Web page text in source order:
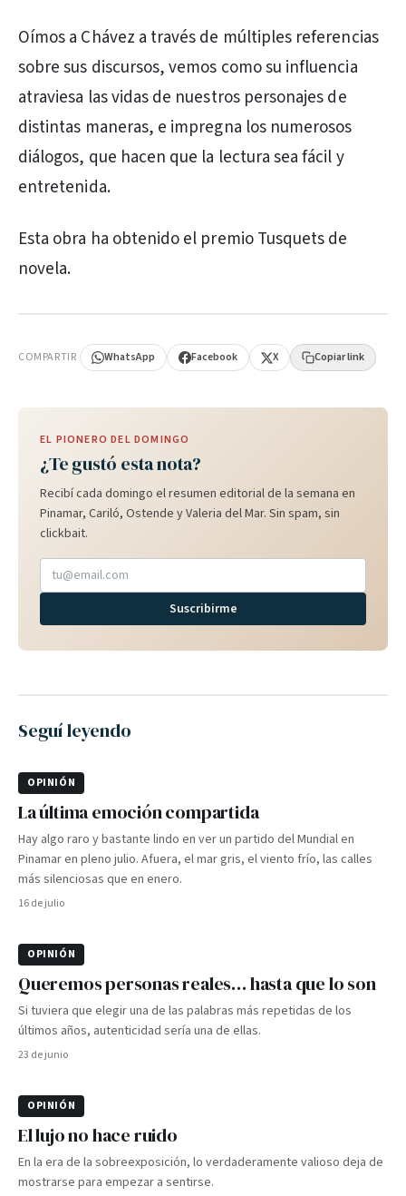
Oímos a Chávez a través de múltiples referencias
sobre sus discursos, vemos como su influencia
atraviesa las vidas de nuestros personajes de
distintas maneras, e impregna los numerosos
diálogos, que hacen que la lectura sea fácil y
entretenida.
Esta obra ha obtenido el premio Tusquets de
novela.
COMPARTIR WhatsApp Facebook X Copiar link
EL PIONERO DEL DOMINGO
¿Te gustó esta nota?
Recibí cada domingo el resumen editorial de la semana en
Pinamar, Cariló, Ostende y Valeria del Mar. Sin spam, sin
clickbait.
Suscribirme
Seguí leyendo
OPINIÓN
La última emoción compartida
Hay algo raro y bastante lindo en ver un partido del Mundial en
Pinamar en pleno julio. Afuera, el mar gris, el viento frío, las calles
más silenciosas que en enero.
16 de julio
OPINIÓN
Queremos personas reales… hasta que lo son
Si tuviera que elegir una de las palabras más repetidas de los
últimos años, autenticidad sería una de ellas.
23 de junio
OPINIÓN
El lujo no hace ruido
En la era de la sobreexposición, lo verdaderamente valioso deja de
mostrarse para empezar a sentirse.